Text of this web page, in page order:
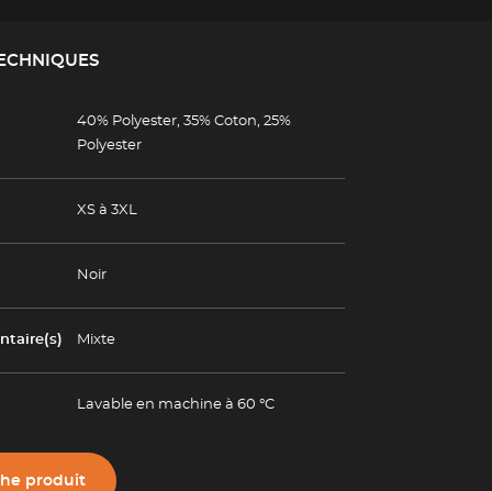
40% Polyester, 35% Coton, 25%
Polyester
XS à 3XL
Noir
Mixte
Lavable en machine à 60 °C
produit